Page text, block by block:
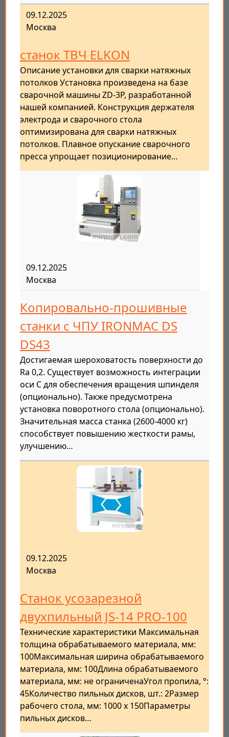
09.12.2025
Москва
станок ТВЧ ELKON
Описание установки для сварки натяжных
потолков Установка произведена на базе
сварочной машины ZD-3P, разработанной
нашей компанией. Конструкция держателя
электрода и сварочного стола
оптимизирована для сварки натяжных
потолков. Плавное опускание сварочного
пресса упрощает позиционирование…
09.12.2025
Москва
Копировально-прошивные
станки с ЧПУ IRONMAC DS
DS43
Достигаемая шероховатость поверхности до
Ra 0,2. Существует возможность интеграции
оси C для обеспечения вращения шпинделя
(опционально). Также предусмотрена
установка поворотного стола (опционально).
Значительная масса станка (2600-4000 кг)
способствует повышению жесткости рамы,
улучшению…
09.12.2025
Москва
Станок усозарезной
двухпильный JS-14 PRO-100
Технические характеристики Максимальная
толщина обрабатываемого материала, мм:
100Максимальная ширина обрабатываемого
материала, мм: 100Длина обрабатываемого
материала, мм: не ограниченаУгол пропила, °:
45Количество пильных дисков, шт.: 2Размер
рабочего стола, мм: 1000 х 150Параметры
пильных дисков…